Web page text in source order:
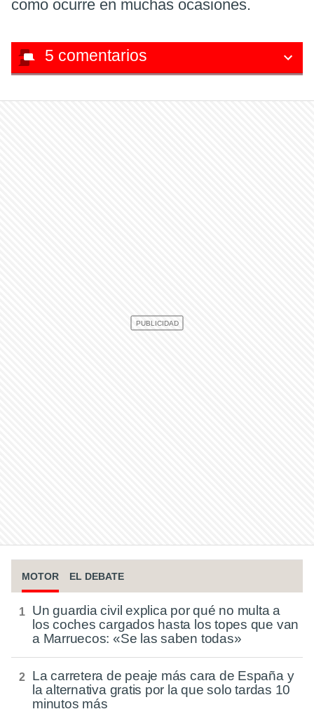
como ocurre en muchas ocasiones.
5 comentarios
MOTOR EL DEBATE
Un guardia civil explica por qué no multa a
los coches cargados hasta los topes que van
a Marruecos: «Se las saben todas»
La carretera de peaje más cara de España y
la alternativa gratis por la que solo tardas 10
minutos más